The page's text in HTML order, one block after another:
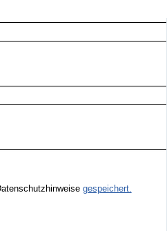
gespeichert.